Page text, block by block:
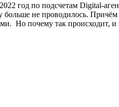
год по подсчетам Digital-
больше не проводилось.
Но почему так происходит, и